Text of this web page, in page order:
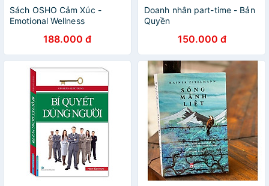
Sách OSHO Cảm Xúc -
Emotional Wellness
188.000 đ
Doanh nhân part-time - Bản
Quyền
150.000 đ